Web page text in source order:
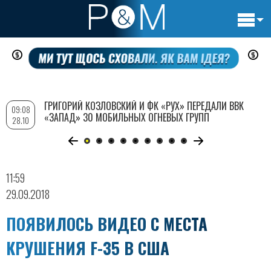
Перейти
содержанию
11:59
29.09.2018
ПОЯВИЛОСЬ ВИДЕО С МЕСТА
КРУШЕНИЯ F-35 В США
09:08
28.10
ГРИГОРИЙ КОЗЛОВСКИЙ И ФК «РУХ» ПЕРЕДАЛИ ВВК
«ЗАПАД» 30 МОБИЛЬНЫХ ОГНЕВЫХ ГРУПП